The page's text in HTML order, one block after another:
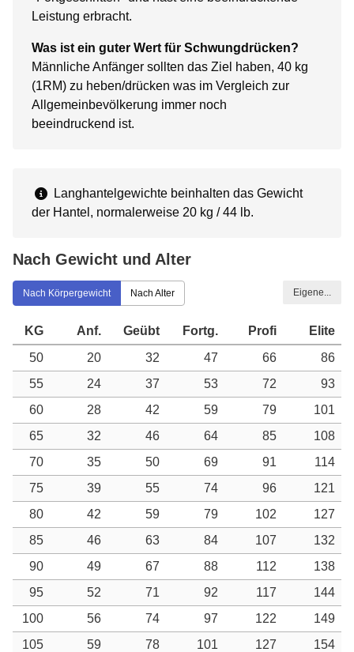
Leistung erbracht.
Was ist ein guter Wert für Schwungdrücken?
Männliche Anfänger sollten das Ziel haben, 40 kg
(1RM) zu heben/drücken was im Vergleich zur
Allgemeinbevölkerung immer noch
beeindruckend ist.
Langhantelgewichte beinhalten das Gewicht
der Hantel, normalerweise 20 kg / 44 lb.
Nach Gewicht und Alter
Nach Körpergewicht Nach Alter Eigene...
KG Anf. Geübt Fortg. Profi
Elite
50
20 32 47 66
86
55
24 37 53 72
93
60
28 42 59 79
101
65
32 46 64 85
108
70
35 50 69 91
114
75
39 55 74 96
121
80
42 59 79 102
127
85
46 63 84 107
132
90
49 67 88 112
138
95
52 71 92 117
144
100
56 74 97 122
149
105
59 78 101 127
154